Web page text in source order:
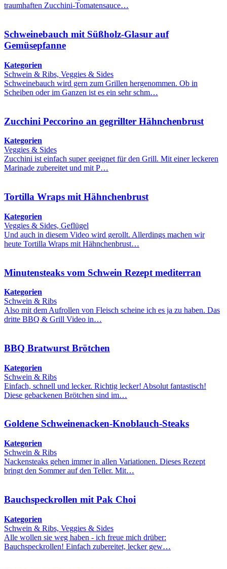
traumhaften Zucchini-Tomatensauce…
Schweinebauch mit Süßholz-Glasur auf
Gemüsepfanne
Kategorien
Schwein & Ribs, Veggies & Sides
Schweinebauch wird gern zum Grillen hergenommen. Ob in
Scheiben oder im Ganzen ist es ein sehr schm…
Zucchini Peccorino an gegrillter Hähnchenbrust
Kategorien
Veggies & Sides
Zucchini ist einfach super geeignet für den Grill. Mit einer leckeren
Marinade zubereitet und mit P…
Tortilla Wraps mit Hähnchenbrust
Kategorien
Veggies & Sides, Geflügel
Und auch in diesem Video wird gerollt. Allerdings machen wir
heute Tortilla Wraps mit Hähnchenbrust…
Minutensteaks vom Schwein Rezept mediterran
Kategorien
Schwein & Ribs
Also mit dem Aufrollen von Fleisch scheine ich es ja zu haben. Das
dritte BBQ & Grill Video in…
BBQ Bratwurst Brötchen
Kategorien
Schwein & Ribs
Einfach, schnell und lecker. Richtig lecker! Absolut fantastisch!
Diese gebackenen Brötchen sind im…
Goldene Schweinenacken-Knoblauch-Steaks
Kategorien
Schwein & Ribs
Nackensteaks gehen immer in allen Variationen. Dieses Rezept
bringt den Sommer auf den Teller. Mit…
Bauchspeckrollen mit Pak Choi
Kategorien
Schwein & Ribs, Veggies & Sides
Alle wollen sie weg haben - ich freue mich drüber:
Bauchspeckrollen! Einfach zubereitet, lecker gew…